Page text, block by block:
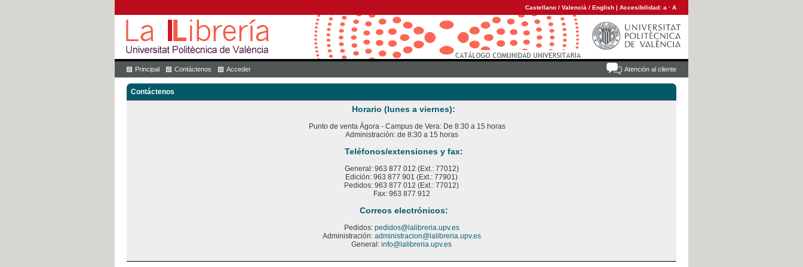
Castellano / Valencià / English | Accesibilidad: a · A
Atención al cliente
Principal Contáctenos Acceder
Contáctenos
Horario (lunes a viernes):
Punto de venta Ágora - Campus de Vera: De 8:30 a 15 horas
Administración: de 8:30 a 15 horas
Teléfonos/extensiones y fax:
General: 963 877 012 (Ext.: 77012)
Edición: 963 877 901 (Ext.: 77901)
Pedidos: 963 877 012 (Ext.: 77012)
Fax: 963 877 912
Correos electrónicos:
Pedidos: pedidos@lalibreria.upv.es
Administración: administracion@lalibreria.upv.es
General: info@lalibreria.upv.es